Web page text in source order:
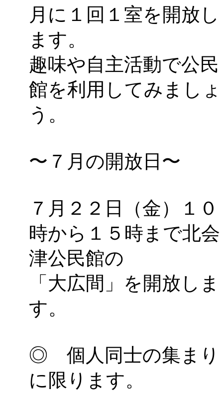
月に１回１室を開放し
ます。
趣味や自主活動で公民
館を利用してみましょ
う。
〜７月の開放日〜
７月２２日（金）１０
時から１５時まで北会
津公民館の
「大広間」を開放しま
す。
◎ 個人同士の集まり
に限ります。